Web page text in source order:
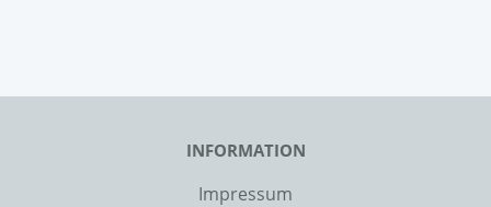
INFORMATION
Impressum